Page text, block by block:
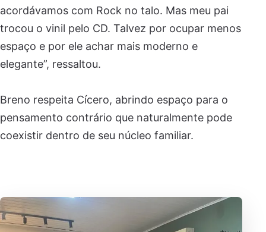
acordávamos com Rock no talo. Mas meu pai
trocou o vinil pelo CD. Talvez por ocupar menos
espaço e por ele achar mais moderno e
elegante”, ressaltou.
Breno respeita Cícero, abrindo espaço para o
pensamento contrário que naturalmente pode
coexistir dentro de seu núcleo familiar.